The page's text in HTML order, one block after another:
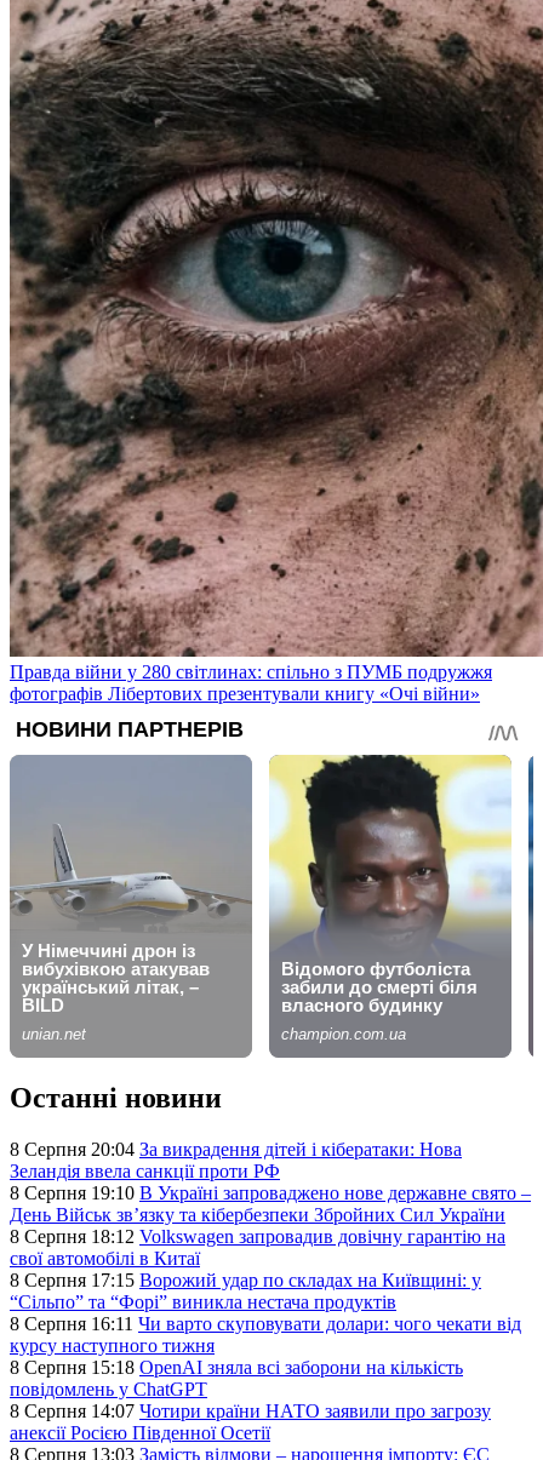
Правда війни у 280 світлинах: спільно з ПУМБ подружжя
фотографів Лібертових презентували книгу «Очі війни»
Останні новини
8 Серпня 20:04 За викрадення дітей і кібератаки: Нова
Зеландія ввела санкції проти РФ
8 Серпня 19:10 В Україні запроваджено нове державне свято –
День Військ звʼязку та кібербезпеки Збройних Сил України
8 Серпня 18:12 Volkswagen запровадив довічну гарантію на
свої автомобілі в Китаї
8 Серпня 17:15 Ворожий удар по складах на Київщині: у
“Сільпо” та “Форі” виникла нестача продуктів
8 Серпня 16:11 Чи варто скуповувати долари: чого чекати від
курсу наступного тижня
8 Серпня 15:18 OpenAI зняла всі заборони на кількість
повідомлень у ChatGPT
8 Серпня 14:07 Чотири країни НАТО заявили про загрозу
анексії Росією Південної Осетії
8 Серпня 13:03 Замість відмови – нарощення імпорту: ЄС